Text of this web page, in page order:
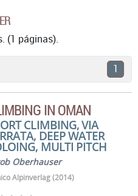
(1 páginas).
1
IN OMAN
CLIMBING, VIA
DEEP WATER
MULTI PITCH
Oberhauser
Alpinverlag (2014)